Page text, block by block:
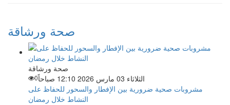
صحة ورشاقة
صحة ورشاقة
الثلاثاء 03 مارس 2026 12:10 صباحاً
0
مشروبات صحية ضرورية بين الإفطار والسحور للحفاظ على
النشاط خلال رمضان